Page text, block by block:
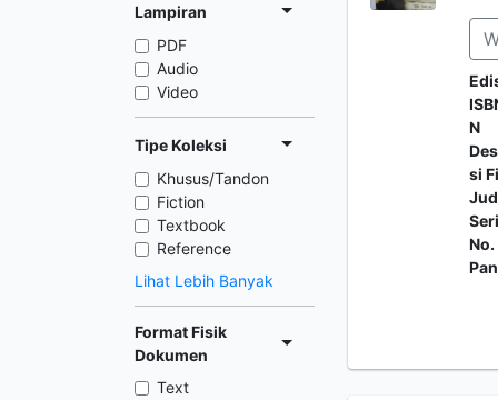
Lampiran
PDF
Audio
Video
Tipe Koleksi
Khusus/Tandon
Fiction
Textbook
Reference
Lihat Lebih Banyak
Format Fisik
Dokumen
Text
N
si
No.